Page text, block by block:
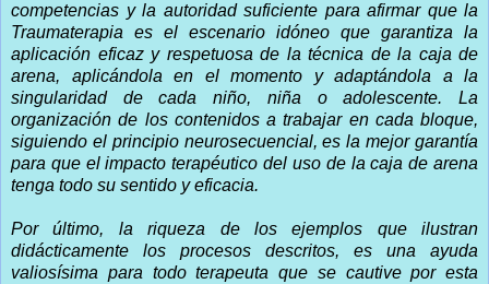
competencias y la autoridad suficiente para afirmar que la
Traumaterapia es el escenario idóneo que garantiza la
aplicación eficaz y respetuosa de la técnica de la caja de
arena, aplicándola en el momento y adaptándola a la
singularidad de cada niño, niña o adolescente. La
organización de los contenidos a trabajar en cada bloque,
siguiendo el principio neurosecuencial, es la mejor garantía
para que el impacto terapéutico del uso de la caja de arena
tenga todo su sentido y eficacia.
Por último, la riqueza de los ejemplos que ilustran
didácticamente los procesos descritos, es una ayuda
valiosísima para todo terapeuta que se cautive por esta